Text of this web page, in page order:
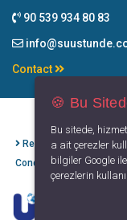
90 539 934 80 83
Contact
Refund Cancellation
Conditions
🍪 Bu
Bu sitede,
a ait çerezler
bilgiler Google
çerezlerin